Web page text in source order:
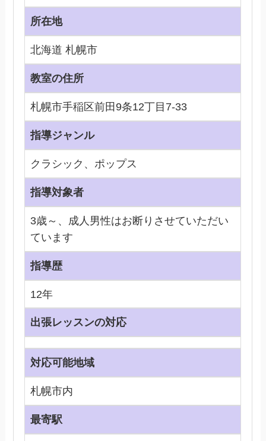
所在地
北海道 札幌市
教室の住所
札幌市手稲区前田9条12丁目7-33
指導ジャンル
クラシック、ポップス
指導対象者
3歳～、成人男性はお断りさせていただい
ています
指導歴
12年
出張レッスンの対応
対応可能地域
札幌市内
最寄駅